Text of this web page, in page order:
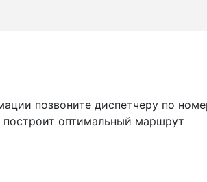
позвоните диспетчеру по
оптимальный маршрут